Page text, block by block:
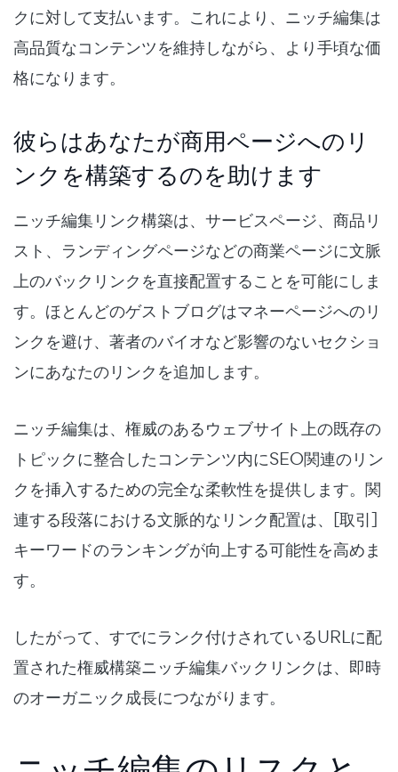
クに対して支払います。これにより、ニッチ編集は
高品質なコンテンツを維持しながら、より手頃な価
格になります。
彼らはあなたが商用ページへのリ
ンクを構築するのを助けます
ニッチ編集リンク構築は、サービスページ、商品リ
スト、ランディングページなどの商業ページに文脈
上のバックリンクを直接配置することを可能にしま
す。ほとんどのゲストブログはマネーページへのリ
ンクを避け、著者のバイオなど影響のないセクショ
ンにあなたのリンクを追加します。
ニッチ編集は、権威のあるウェブサイト上の既存の
トピックに整合したコンテンツ内にSEO関連のリン
クを挿入するための完全な柔軟性を提供します。関
連する段落における文脈的なリンク配置は、[取引]
キーワードのランキングが向上する可能性を高めま
す。
したがって、すでにランク付けされているURLに配
置された権威構築ニッチ編集バックリンクは、即時
のオーガニック成長につながります。